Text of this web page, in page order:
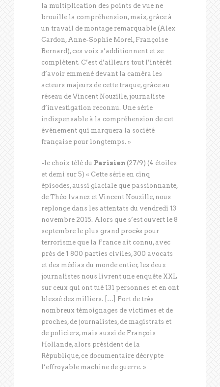
la multiplication des points de vue ne
brouille la compréhension, mais, grâce à
un travail de montage remarquable (Alex
Cardon, Anne-Sophie Morel, Françoise
Bernard), ces voix s’additionnent et se
complètent. C’est d’ailleurs tout l’intérêt
d’avoir emmené devant la caméra les
acteurs majeurs de cette traque, grâce au
réseau de Vincent Nouzille, journaliste
d’investigation reconnu. Une série
indispensable à la compréhension de cet
événement qui marquera la société
française pour longtemps. »
-le choix télé du Parisien (27/9) (4 étoiles
et demi sur 5) « Cette série en cinq
épisodes, aussi glaciale que passionnante,
de Théo Ivanez et Vincent Nouzille, nous
replonge dans les attentats du vendredi 13
novembre 2015. Alors que s’est ouvert le 8
septembre le plus grand procès pour
terrorisme que la France ait connu, avec
près de 1 800 parties civiles, 300 avocats
et des médias du monde entier, les deux
journalistes nous livrent une enquête XXL
sur ceux qui ont tué 131 personnes et en ont
blessé des milliers. […] Fort de très
nombreux témoignages de victimes et de
proches, de journalistes, de magistrats et
de policiers, mais aussi de François
Hollande, alors président de la
République, ce documentaire décrypte
l’effroyable machine de guerre. »